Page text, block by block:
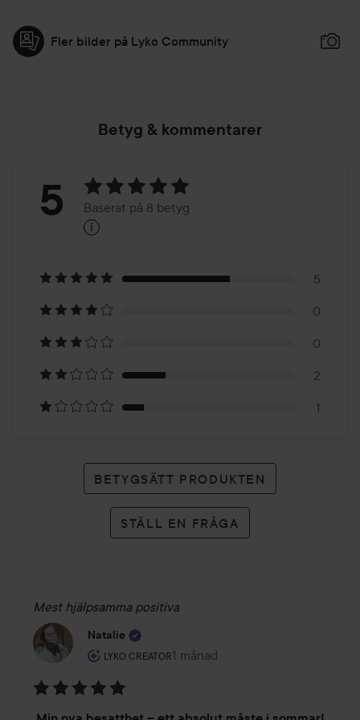
Fler bilder på Lyko Community
Betyg & kommentarer
Betyg:
Baserat
på
8
betyg
5 Baserat på 8 betyg
i
5
0
0
2
1
BETYGSÄTT PRODUKTEN
STÄLL EN FRÅGA
Mest hjälpsamma positiva
Natalie
LYKO CREATOR
Användarens roll: Lyko Creator.
1 månad
Inlägget skapades 1 månad